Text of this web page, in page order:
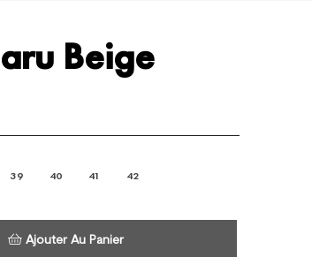
Beige
39 40 41 42
Ajouter Au Panier